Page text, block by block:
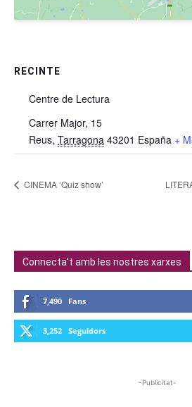
RECINTE
Centre de Lectura
Carrer Major, 15
Reus, Tarragona 43201 España +
CINEMA ‘Quiz show’
Connecta't amb les nostres xarxes
7,490 Fans
3,252 Seguidors
-Publicitat-